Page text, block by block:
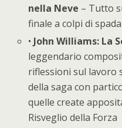
nella Neve – Tutto
finale a colpi di
• John Williams: La
leggendario
riflessioni sul lavoro
della saga con
quelle create
Risveglio della Forza